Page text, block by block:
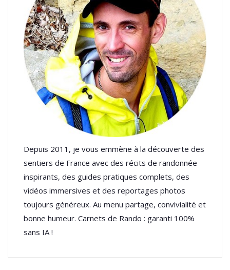
Depuis 2011, je vous emmène à la découverte des
sentiers de France avec des récits de randonnée
inspirants, des guides pratiques complets, des
vidéos immersives et des reportages photos
toujours généreux. Au menu partage, convivialité et
bonne humeur. Carnets de Rando : garanti 100%
sans IA !